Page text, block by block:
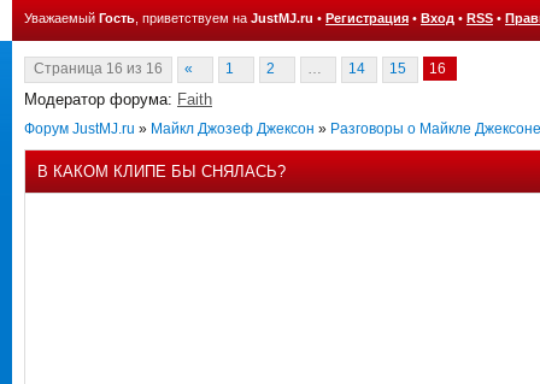
Уважаемый Гость , приветствуем на JustMJ.ru • Регистрация • Вход • RSS •
Страница 16 из 16 « 1 2 … 14 15 16
Модератор форума: Faith
Форум JustMJ.ru » Майкл Джозеф Джексон » Разговоры о Майкле Джексоне
В КАКОМ КЛИПЕ БЫ СНЯЛАСЬ?